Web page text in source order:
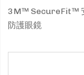
3M™ SecureFit™
防護眼鏡